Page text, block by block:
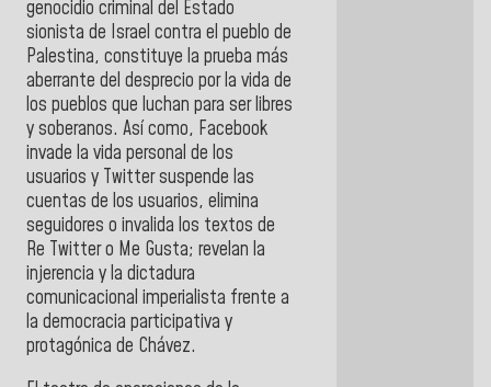
genocidio criminal del Estado
sionista de Israel contra el pueblo de
Palestina, constituye la prueba más
aberrante del desprecio por la vida de
los pueblos que luchan para ser libres
y soberanos. Así como, Facebook
invade la vida personal de los
usuarios y Twitter suspende las
cuentas de los usuarios, elimina
seguidores o invalida los textos de
Re Twitter o Me Gusta; revelan la
injerencia y la dictadura
comunicacional imperialista frente a
la democracia participativa y
protagónica de Chávez.